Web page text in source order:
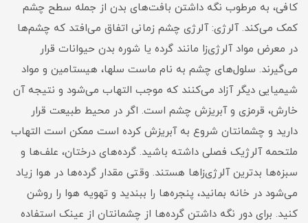
کافی، به مرطوب نگه داشتن بافت‌های بدن از جمله سطح چشم
کمک می‌کند. آلرژی: آلرژی چشم زمانی اتفاق می‌افتد که چشم‌ها
در معرض مواد آلرژی‌زا مانند گرده یا شوره بدن حیوانات قرار
می‌گیرند. سلول‌های چشم به نام ماست سلها، هیستامین و مواد
شیمیایی دیگر آزاد می‌کنند که موجب التهاب می‌شود و نتیجه آن
خارش، قرمزی و آبریزش چشم است. اگر در محیط طبیعت قرار
دارید و چشمانتان شروع به آبریزش کرده است ممکن است التهاب
ملتحمه آلرژیک فصلی داشته باشید. گرده‌های درختان، علف‌ها و
سبزه‌ها بدترین آلرژی‌زا‌ها هستند. وقتی مقدار گرده‌ها در هوا زیاد
می‌شود در خانه بمانید، پنجره‌ها را ببندید و تهویه هوا را روشن
کنید. برای دور نگه داشتن گرده‌ها از چشمانتان از عینک استفاده